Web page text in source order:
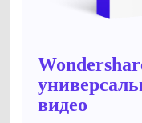
видео